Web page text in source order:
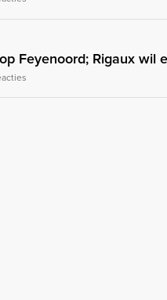
Feyenoord; Rigaux wil